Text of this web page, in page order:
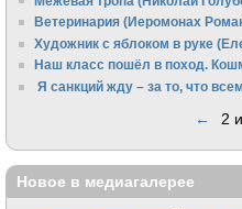
Ветеринария (Иеромонах
Художник с яблоком в руке
Наш класс пошёл в поход.
Я санкций жду – за то, что
← 2
Новое в медиагалерее